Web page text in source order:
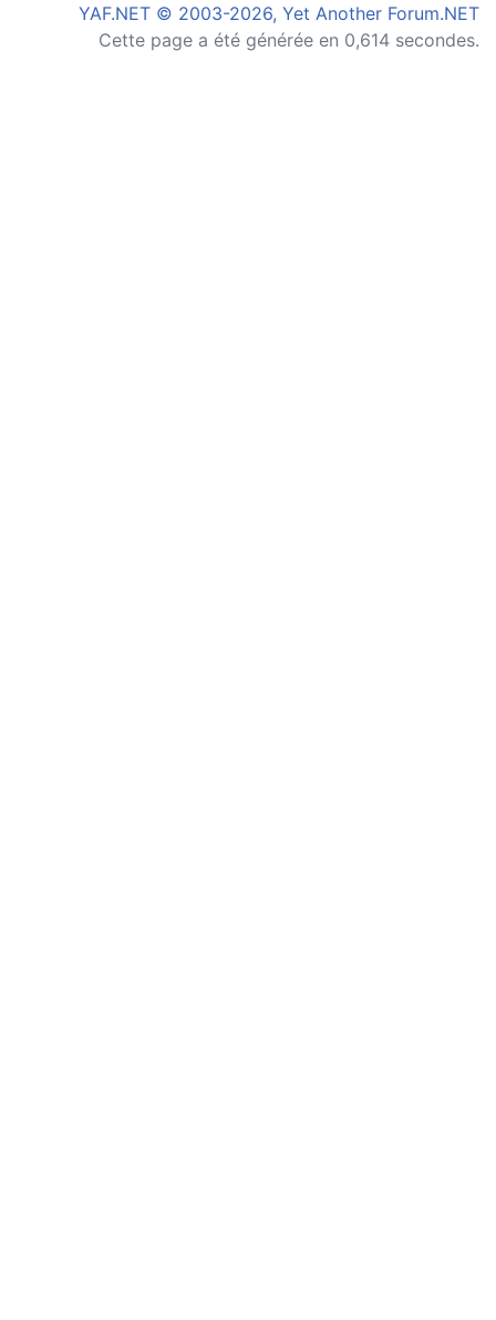
YAF.NET © 2003-2026, Yet Another Forum.NET
Cette page a été générée en 0,614 secondes.